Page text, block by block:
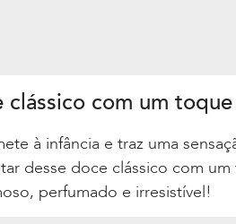
com um toque
à infância e traz uma
desse doce clássico com um
perfumado e irresistível!